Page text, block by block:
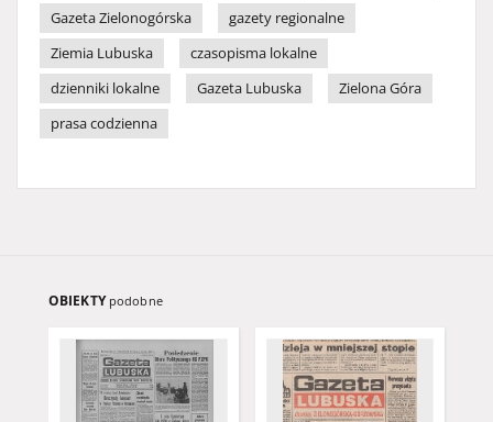
Gazeta Zielonogórska
gazety regionalne
Ziemia Lubuska
czasopisma lokalne
dzienniki lokalne
Gazeta Lubuska
Zielona Góra
prasa codzienna
OBIEKTY podobne